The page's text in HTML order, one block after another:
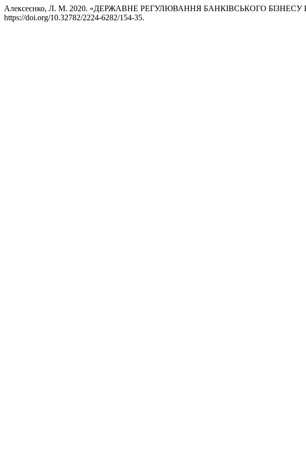
Алексеєнко, Л. М. 2020. «ДЕРЖАВНЕ РЕГУЛЮВАННЯ БАНКІВСЬКОГО
https://doi.org/10.32782/2224-6282/154-35.